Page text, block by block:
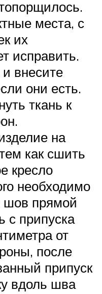
места, с
их
исправить.
внесите
они есть.
ткань к
на
как сшить
кресло
необходимо
шов прямой
с припуска
от
после
припуск
вдоль шва